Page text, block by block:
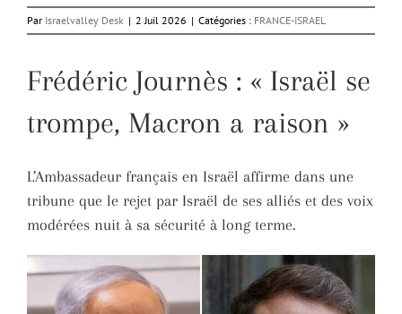
Par Israelvalley Desk | 2 Juil 2026 | Catégories : FRANCE-ISRAEL
Frédéric Journès : « Israël se
trompe, Macron a raison »
L’Ambassadeur français en Israël affirme dans une
tribune que le rejet par Israël de ses alliés et des voix
modérées nuit à sa sécurité à long terme.